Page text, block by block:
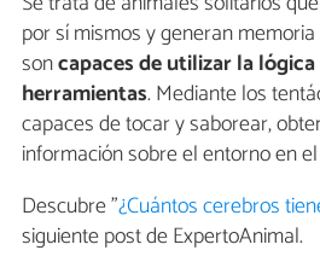
por sí mismos y generan
soncapaces de utilizar la
herramientas. Mediante los
capaces de tocar y saborear,
información sobre el entorno en
Descubre "¿Cuántos cerebros
siguiente post de ExpertoAnimal.